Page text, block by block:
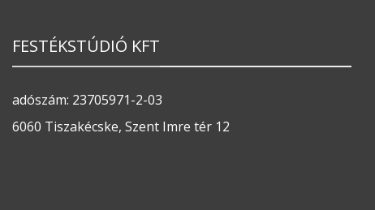
FESTÉKSTÚDIÓ KFT
adószám: 23705971-2-03
6060 Tiszakécske, Szent Imre tér 12